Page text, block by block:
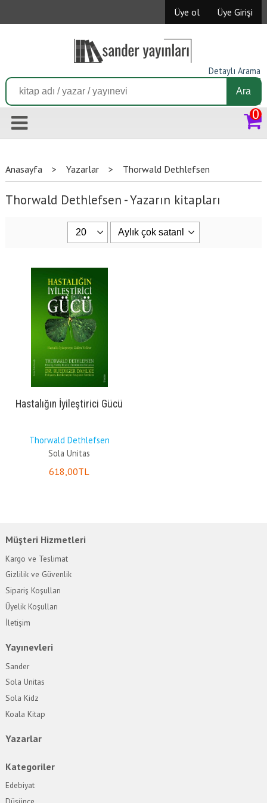
Üye ol Üye Girişi
Ara
Detaylı Arama
0
Anasayfa > Yazarlar > Thorwald Dethlefsen
Thorwald Dethlefsen - Yazarın kitapları
Hastalığın İyileştirici Gücü
Thorwald Dethlefsen
Sola Unitas
618 ,00TL
Müşteri Hizmetleri
Kargo ve Teslimat
Gizlilik ve Güvenlik
Sipariş Koşulları
Üyelik Koşulları
İletişim
Yayınevleri
Sander
Sola Unitas
Sola Kidz
Koala Kitap
Yazarlar
Kategoriler
Edebiyat